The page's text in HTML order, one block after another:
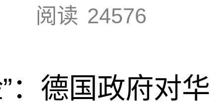
阅读 24576
：德国政府对华